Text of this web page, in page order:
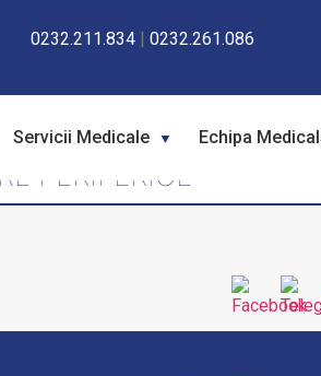
0232.211.834 | 0232.261.086
Servicii Medicale Echipa
PERIFERICE